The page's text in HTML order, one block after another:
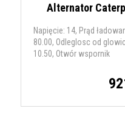
Alternator
Napięcie: 14, Prąd
80.00, Odleglosc od
10.50, Otwór wspornik